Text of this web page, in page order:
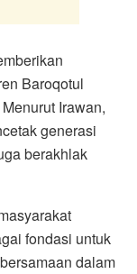
Baroqotul
Irawan,
generasi
berakhlak
fondasi untuk
dalam